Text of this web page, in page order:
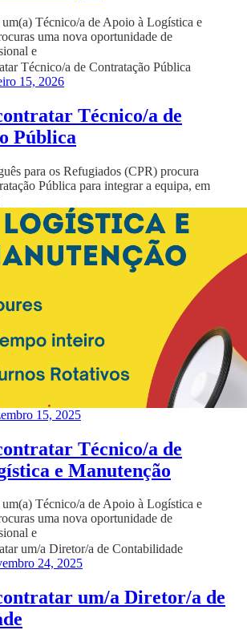
um(a) Técnico/a de Apoio à Logística e
uma nova oportunidade de
e
15, 2026
Técnico/a de
Pública
para os Refugiados (CPR) procura
Pública para integrar a equipa, em
15, 2025
Técnico/a de
e Manutenção
um(a) Técnico/a de Apoio à Logística e
uma nova oportunidade de
e
24, 2025
um/a Diretor/a de